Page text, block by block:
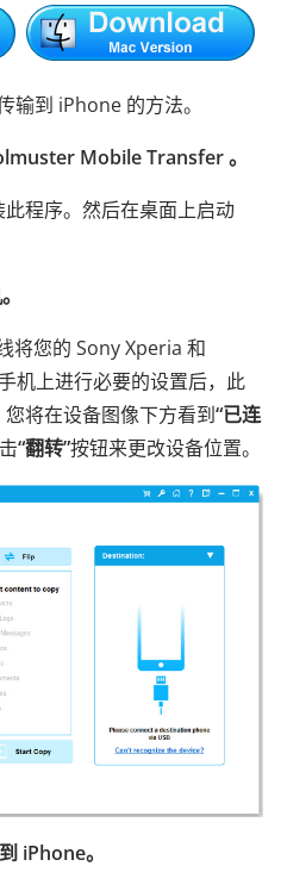
输到 iPhone 的方法。
Mobile Transfer 。
程序。然后在桌面上启动
将您的 Sony Xperia 和
机上进行必要的设置后，此
将在设备图像下方看到“已连
“翻转”按钮来更改设备位置。
iPhone。